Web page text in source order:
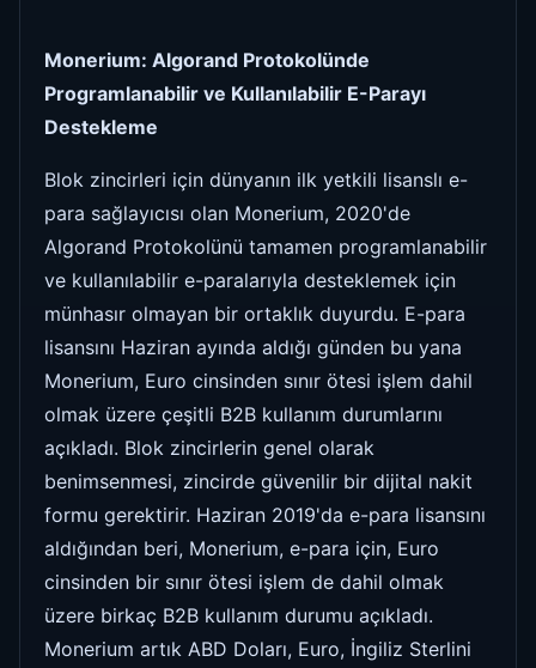
Monerium: Algorand Protokolünde
Programlanabilir ve Kullanılabilir E-Parayı
Destekleme
Blok zincirleri için dünyanın ilk yetkili lisanslı e-
para sağlayıcısı olan Monerium, 2020'de
Algorand Protokolünü tamamen programlanabilir
ve kullanılabilir e-paralarıyla desteklemek için
münhasır olmayan bir ortaklık duyurdu. E-para
lisansını Haziran ayında aldığı günden bu yana
Monerium, Euro cinsinden sınır ötesi işlem dahil
olmak üzere çeşitli B2B kullanım durumlarını
açıkladı. Blok zincirlerin genel olarak
benimsenmesi, zincirde güvenilir bir dijital nakit
formu gerektirir. Haziran 2019'da e-para lisansını
aldığından beri, Monerium, e-para için, Euro
cinsinden bir sınır ötesi işlem de dahil olmak
üzere birkaç B2B kullanım durumu açıkladı.
Monerium artık ABD Doları, Euro, İngiliz Sterlini